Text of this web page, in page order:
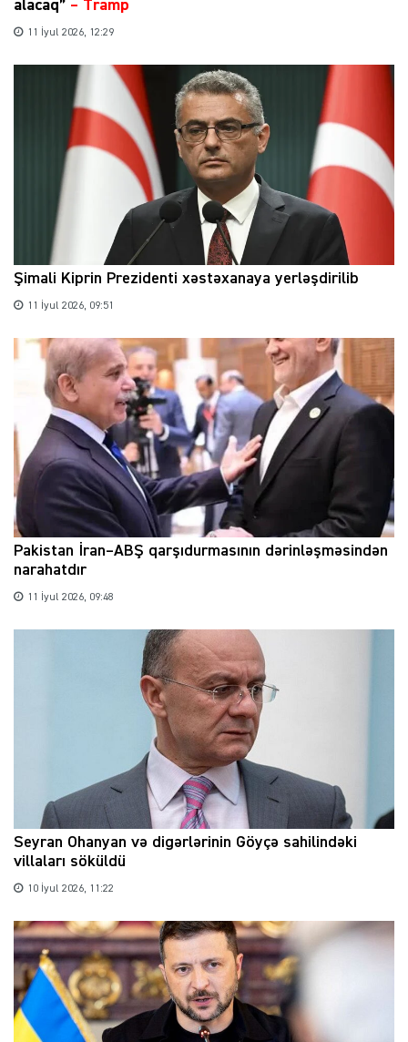
alacaq” – Tramp
11 İyul 2026, 12:29
Şimali Kiprin Prezidenti xəstəxanaya yerləşdirilib
11 İyul 2026, 09:51
Pakistan İran–ABŞ qarşıdurmasının dərinləşməsindən
narahatdır
11 İyul 2026, 09:48
Seyran Ohanyan və digərlərinin Göyçə sahilindəki
villaları söküldü
10 İyul 2026, 11:22